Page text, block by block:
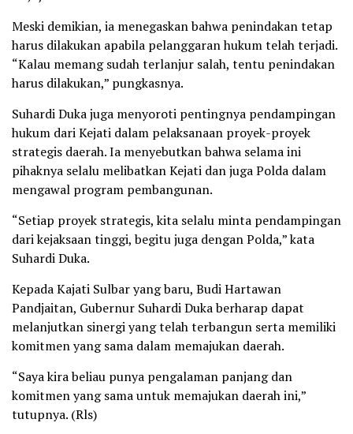
Meski demikian, ia menegaskan bahwa penindakan tetap
harus dilakukan apabila pelanggaran hukum telah terjadi.
“Kalau memang sudah terlanjur salah, tentu penindakan
harus dilakukan,” pungkasnya.
Suhardi Duka juga menyoroti pentingnya pendampingan
hukum dari Kejati dalam pelaksanaan proyek-proyek
strategis daerah. Ia menyebutkan bahwa selama ini
pihaknya selalu melibatkan Kejati dan juga Polda dalam
mengawal program pembangunan.
“Setiap proyek strategis, kita selalu minta pendampingan
dari kejaksaan tinggi, begitu juga dengan Polda,” kata
Suhardi Duka.
Kepada Kajati Sulbar yang baru, Budi Hartawan
Pandjaitan, Gubernur Suhardi Duka berharap dapat
melanjutkan sinergi yang telah terbangun serta memiliki
komitmen yang sama dalam memajukan daerah.
“Saya kira beliau punya pengalaman panjang dan
komitmen yang sama untuk memajukan daerah ini,”
tutupnya. (Rls)